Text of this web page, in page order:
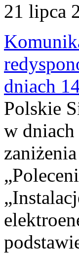
21 lipca
dniach
Polskie
w